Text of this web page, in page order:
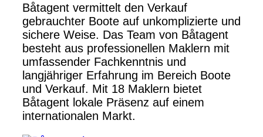
Båtagent vermittelt den Verkauf
gebrauchter Boote auf unkomplizierte und
sichere Weise. Das Team von Båtagent
besteht aus professionellen Maklern mit
umfassender Fachkenntnis und
langjähriger Erfahrung im Bereich Boote
und Verkauf. Mit 18 Maklern bietet
Båtagent lokale Präsenz auf einem
internationalen Markt.